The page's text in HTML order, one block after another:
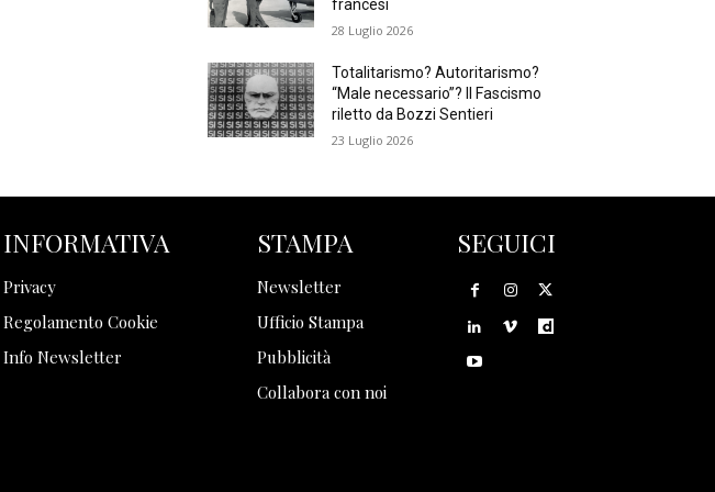
francesi
28 Luglio 2026
Totalitarismo? Autoritarismo?
“Male necessario”? Il Fascismo
riletto da Bozzi Sentieri
23 Luglio 2026
INFORMATIVA
Privacy
Regolamento Cookie
Info Newsletter
STAMPA
Newsletter
Ufficio Stampa
Pubblicità
Collabora con noi
SEGUICI